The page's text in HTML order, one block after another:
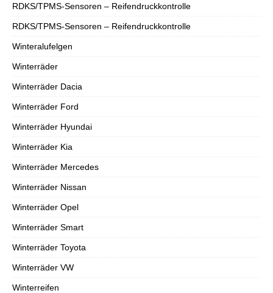
RDKS/TPMS-Sensoren – Reifendruckkontrolle
RDKS/TPMS-Sensoren – Reifendruckkontrolle
Winteralufelgen
Winterräder
Winterräder Dacia
Winterräder Ford
Winterräder Hyundai
Winterräder Kia
Winterräder Mercedes
Winterräder Nissan
Winterräder Opel
Winterräder Smart
Winterräder Toyota
Winterräder VW
Winterreifen